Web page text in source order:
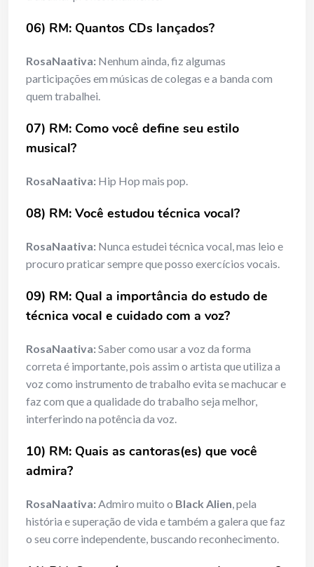
06) RM: Quantos CDs lançados?
RosaNaativa: Nenhum ainda, fiz algumas
participações em músicas de colegas e a banda com
quem trabalhei.
07) RM: Como você define seu estilo
musical?
RosaNaativa: Hip Hop mais pop.
08) RM: Você estudou técnica vocal?
RosaNaativa: Nunca estudei técnica vocal, mas leio e
procuro praticar sempre que posso exercícios vocais.
09) RM: Qual a importância do estudo de
técnica vocal e cuidado com a voz?
RosaNaativa:Saber como usar a voz da forma
correta é importante, pois assim o artista que utiliza a
voz como instrumento de trabalho evita se machucar e
faz com que a qualidade do trabalho seja melhor,
interferindo na potência da voz.
10) RM: Quais as cantoras(es) que você
admira?
RosaNaativa:Admiro muito o Black Alien, pela
história e superação de vida e também a galera que faz
o seu corre independente, buscando reconhecimento.